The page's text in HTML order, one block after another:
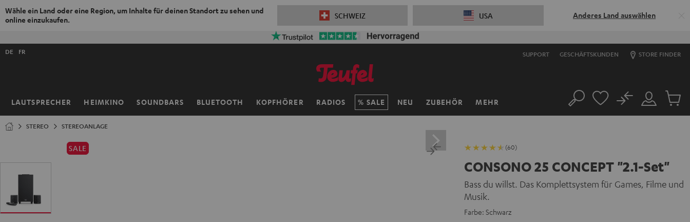
Wähle ein Land oder eine Region, um Inhalte für deinen Standort zu sehen und
online einzukaufen.
SCHWEIZ USA Anderes Land auswählen
SUPPORT GESCHÄFTSKUNDEN STORE FINDER
LAUTSPRECHER HEIMKINO SOUNDBARS BLUETOOTH KOPFHÖRER RADIOS SALE NEU ZUBEHÖR MEHR
Shopsprache
DE FR
Startseite Suche
Mein
Konto
No
Artikel
STEREO STEREOANLAGE
SALE (60)
CONSONO 25 CONCEPT "2.1-Set"
Bass du willst. Das Komplettsystem für Games, Filme und
Musik.
Farbe: Schwarz